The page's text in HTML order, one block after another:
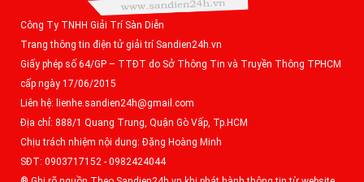
Công Ty TNHH Giải Trí Sàn Diễn
Trang thông tin điện tử giải trí Sandien24h.vn
Giấy phép số 64/GP – TTĐT do Sở Thông Tin và Truyền Thông TPHCM
cấp ngày 17/06/2015
Liên hệ: lienhe.sandien24h@gmail.com
Địa chỉ: 888/1 Quang Trung, Quận Gò Vấp, Tp.HCM
Chịu trách nhiệm nội dung: Đặng Hoàng Minh
SĐT: 0903717152 - 0982424044